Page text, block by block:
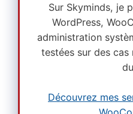
Sur Skyminds, je
WordPress,
administration
testées sur des cas
Découvrez mes